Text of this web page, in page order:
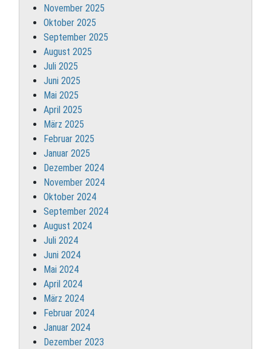
November 2025
Oktober 2025
September 2025
August 2025
Juli 2025
Juni 2025
Mai 2025
April 2025
März 2025
Februar 2025
Januar 2025
Dezember 2024
November 2024
Oktober 2024
September 2024
August 2024
Juli 2024
Juni 2024
Mai 2024
April 2024
März 2024
Februar 2024
Januar 2024
Dezember 2023